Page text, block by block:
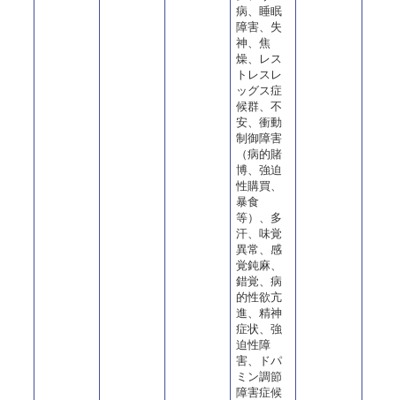
病、睡眠
障害、失
神、焦
燥、レス
トレスレ
ッグス症
候群、不
安、衝動
制御障害
（病的賭
博、強迫
性購買、
暴食
等）、多
汗、味覚
異常、感
覚鈍麻、
錯覚、病
的性欲亢
進、精神
症状、強
迫性障
害、ドパ
ミン調節
障害症候